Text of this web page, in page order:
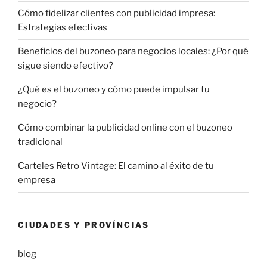
Cómo fidelizar clientes con publicidad impresa:
Estrategias efectivas
Beneficios del buzoneo para negocios locales: ¿Por qué
sigue siendo efectivo?
¿Qué es el buzoneo y cómo puede impulsar tu
negocio?
Cómo combinar la publicidad online con el buzoneo
tradicional
Carteles Retro Vintage: El camino al éxito de tu
empresa
CIUDADES Y PROVÍNCIAS
blog